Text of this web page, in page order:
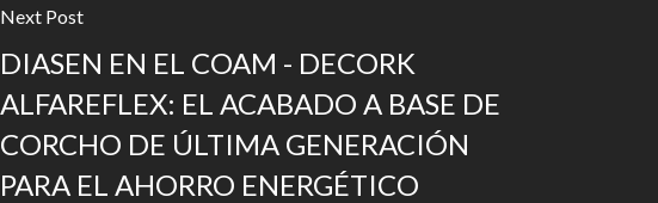
Next Post
DIASEN EN EL COAM - DECORK
ALFAREFLEX: EL ACABADO A BASE DE
CORCHO DE ÚLTIMA GENERACIÓN
PARA EL AHORRO ENERGÉTICO